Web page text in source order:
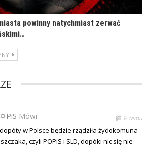
powinny natychmiast zerwać
Mówi % temu
w Polsce będzie rządziła żydokomuna
czyli POPiS i SLD, dopóki nic się nie